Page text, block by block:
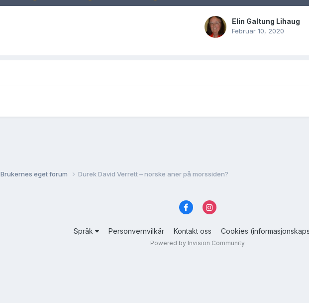
Elin Galtung Lihaug
Februar 10, 2020
Brukernes eget forum Durek David Verrett – norske aner på morssiden?
Språk Personvernvilkår Kontakt oss Cookies
Powered by Invision Community